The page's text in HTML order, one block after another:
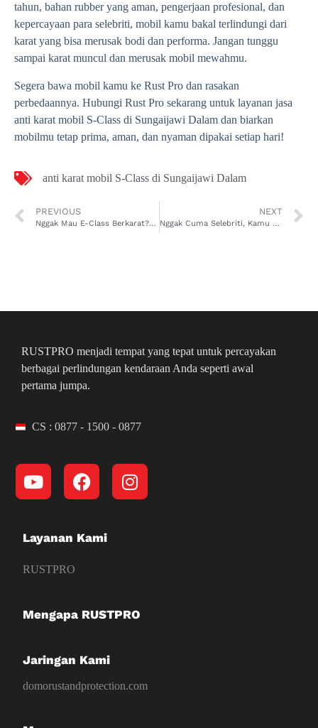
tahun, bahan rubber yang aman, pengerjaan profesional, dan
kepercayaan para selebriti, mobil kamu bakal terlindungi dari
karat yang bisa merusak bodi dan performa. Jangan tunggu
sampai karat muncul dan merusak mobil mewahmu.
Segera bawa mobil kamu ke Rust Pro dan rasakan
perbedaannya. Hubungi Rust Pro sekarang untuk layanan jasa
anti karat mobil S-Class di Sungaijawi Dalam dan biarkan
mobilmu tetap prima, aman, dan nyaman dipakai setiap hari!
anti karat mobil S-Class di Sungaijawi Dalam
PREVIOUS
Nggak Mau E-Class Berkarat? Anti Karat Mobil E-Class di Sungaijawi Luar Ini Wajib Dicoba!
NEXT
Nggak Cuma Selebriti, Kamu Juga Bisa Pakai Jasa Rust Pro Anti Karat Mobil EQE di Sungai Beliung!
RUSTPRO menjadi tempat yang tepat untuk percayakan
berbagai perlindungan kendaraan Anda seperti awal
pertama jumpa.
CS : 0877 - 1500 - 0877
Layanan Kami
RUSTPRO
Mengapa RUSTPRO
Jaringan Kami
domorustandprotection.com